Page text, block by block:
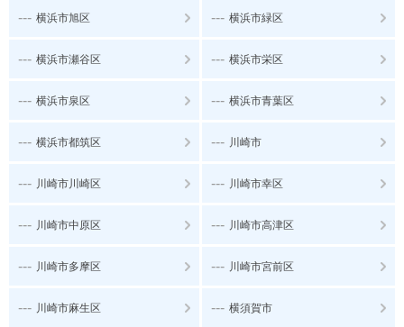
--- 横浜市旭区 --- 横浜市緑区
--- 横浜市瀬谷区 --- 横浜市栄区
--- 横浜市泉区 --- 横浜市青葉区
--- 横浜市都筑区 --- 川崎市
--- 川崎市川崎区 --- 川崎市幸区
--- 川崎市中原区 --- 川崎市高津区
--- 川崎市多摩区 --- 川崎市宮前区
--- 川崎市麻生区 --- 横須賀市